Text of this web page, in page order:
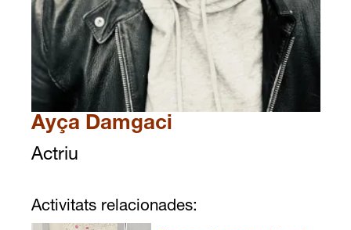
Diapositiva 1 de 1
Ayça Damgaci
Actriu
Activitats relacionades: